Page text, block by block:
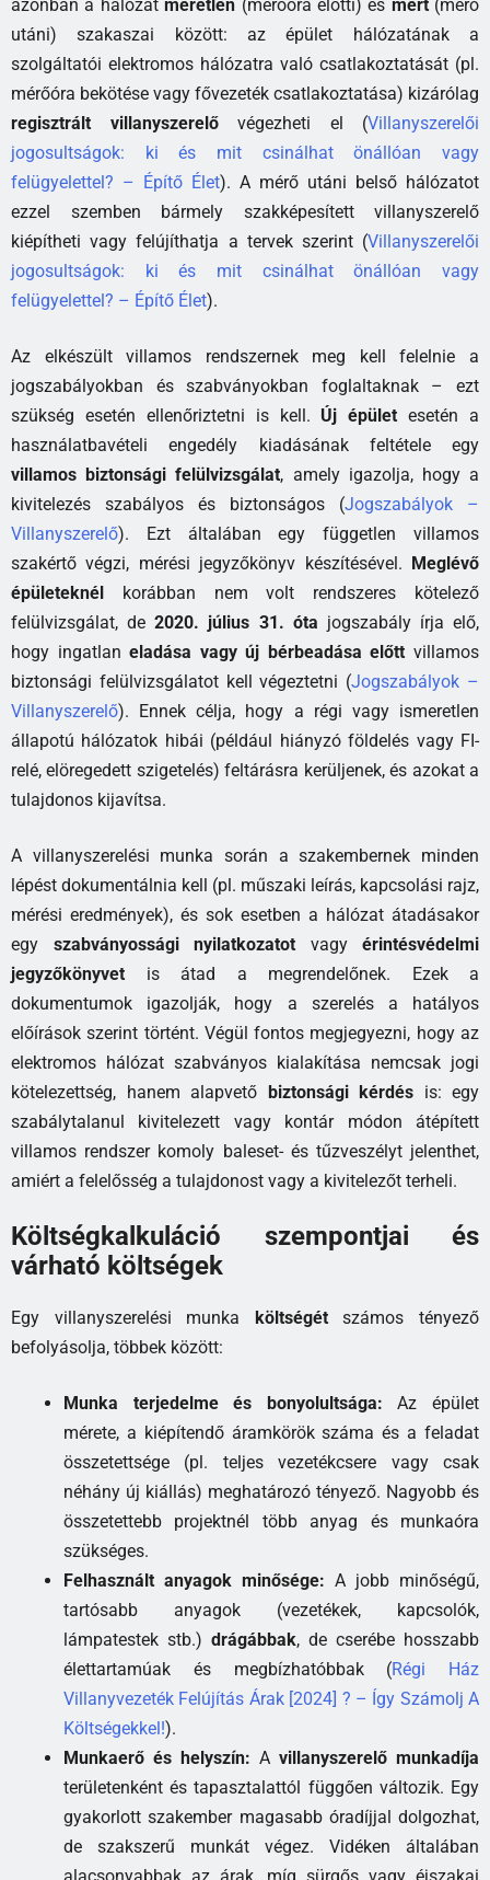
azonban a hálózatméretlen (mérőóra előtti) és mért(mérő
utáni) szakaszai között: az épület hálózatának a
szolgáltatói elektromos hálózatra való csatlakoztatását (pl.
mérőóra bekötése vagy fővezeték csatlakoztatása) kizárólag
regisztrált villanyszerelővégezheti el (Villanyszerelői
jogosultságok: ki és mit csinálhat önállóan vagy
felügyelettel? – Építő Élet). A mérő utáni belső hálózatot
ezzel szemben bármely szakképesített villanyszerelő
kiépítheti vagy felújíthatja a tervek szerint (Villanyszerelői
jogosultságok: ki és mit csinálhat önállóan vagy
felügyelettel? – Építő Élet).
Az elkészült villamos rendszernek meg kell felelnie a
jogszabályokban és szabványokban foglaltaknak – ezt
szükség esetén ellenőriztetni is kell. Új épület esetén a
használatbavételi engedély kiadásának feltétele egy
villamos biztonsági felülvizsgálat, amely igazolja, hogy a
kivitelezés szabályos és biztonságos (Jogszabályok –
Villanyszerelő). Ezt általában egy független villamos
szakértő végzi, mérési jegyzőkönyv készítésével. Meglévő
épületeknél korábban nem volt rendszeres kötelező
felülvizsgálat, de2020. július 31. óta jogszabály írja elő,
hogy ingatlaneladása vagy új bérbeadása előtt villamos
biztonsági felülvizsgálatot kell végeztetni (Jogszabályok –
Villanyszerelő). Ennek célja, hogy a régi vagy ismeretlen
állapotú hálózatok hibái (például hiányzó földelés vagy FI-
relé, elöregedett szigetelés) feltárásra kerüljenek, és azokat a
tulajdonos kijavítsa.
A villanyszerelési munka során a szakembernek minden
lépést dokumentálnia kell (pl. műszaki leírás, kapcsolási rajz,
mérési eredmények), és sok esetben a hálózat átadásakor
egy szabványossági nyilatkozatot vagy érintésvédelmi
jegyzőkönyvet is átad a megrendelőnek. Ezek a
dokumentumok igazolják, hogy a szerelés a hatályos
előírások szerint történt. Végül fontos megjegyezni, hogy az
elektromos hálózat szabványos kialakítása nemcsak jogi
kötelezettség, hanem alapvető biztonsági kérdés is: egy
szabálytalanul kivitelezett vagy kontár módon átépített
villamos rendszer komoly baleset- és tűzveszélyt jelenthet,
amiért a felelősség a tulajdonost vagy a kivitelezőt terheli.
Költségkalkuláció szempontjai és
várható költségek
Egy villanyszerelési munka költségétszámos tényező
befolyásolja, többek között:
Munka terjedelme és bonyolultsága: Az épület
mérete, a kiépítendő áramkörök száma és a feladat
összetettsége (pl. teljes vezetékcsere vagy csak
néhány új kiállás) meghatározó tényező. Nagyobb és
összetettebb projektnél több anyag és munkaóra
szükséges.
Felhasznált anyagok minősége: A jobb minőségű,
tartósabb anyagok (vezetékek, kapcsolók,
lámpatestek stb.) drágábbak, de cserébe hosszabb
élettartamúak és megbízhatóbbak (Régi Ház
Villanyvezeték Felújítás Árak [2024] ? – Így Számolj A
Költségekkel!).
Munkaerő és helyszín: A villanyszerelő munkadíja
területenként és tapasztalattól függően változik. Egy
gyakorlott szakember magasabb óradíjjal dolgozhat,
de szakszerű munkát végez. Vidéken általában
alacsonyabbak az árak, míg sürgős vagy éjszakai